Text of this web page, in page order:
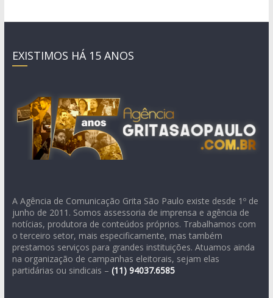
EXISTIMOS HÁ 15 ANOS
A Agência de Comunicação Grita São Paulo existe desde 1º de
junho de 2011. Somos assessoria de imprensa e agência de
notícias, produtora de conteúdos próprios. Trabalhamos com
o terceiro setor, mais especificamente, mas também
prestamos serviços para grandes instituições. Atuamos ainda
na organização de campanhas eleitorais, sejam elas
partidárias ou sindicais – (11) 94037.6585